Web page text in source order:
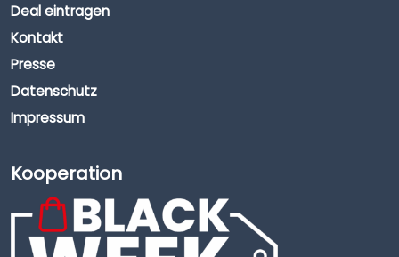
Deal eintragen
Kontakt
Presse
Datenschutz
Impressum
Kooperation